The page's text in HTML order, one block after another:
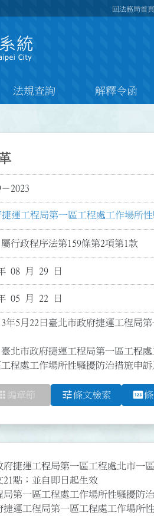
回法務局首頁
法規查詢 解釋令函
2023
運工程局第一區工程處工作場所
行政程序法第159條第2項第1款
08 月 29 日
05 月 22 日
年5月22日臺北市政府捷運工程局
臺北市政府捷運工程局第一區工程
程處工作場所性騷擾防治措施申訴
編章節 tune條文檢索 pin
府捷運工程局第一區工程處北市一
21點；並自即日起生效
局第一區工程處工作場所性騷擾防
運工程局第一區工程處工作場所